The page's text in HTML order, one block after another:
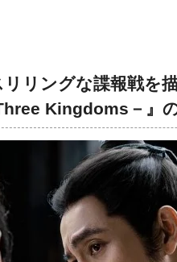
リングな諜報戦を
Kingdoms－』